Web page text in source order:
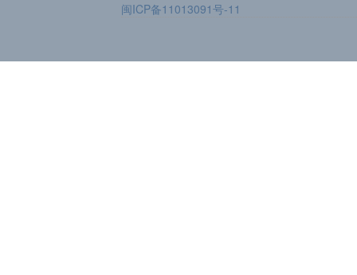
闽ICP备11013091号-11